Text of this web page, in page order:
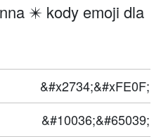
✴️ kody emoji dla
&#x2734;&#xFE0F;
&#10036;&#65039;